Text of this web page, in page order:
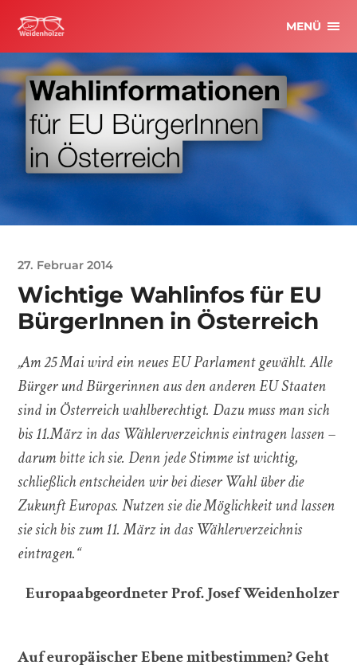
MENÜ
27. Februar 2014
Wichtige Wahlinfos für EU
BürgerInnen in Österreich
„Am 25 Mai wird ein neues EU Parlament gewählt. Alle
Bürger und Bürgerinnen aus den anderen EU Staaten
sind in Österreich wahlberechtigt. Dazu muss man sich
bis 11.März in das Wählerverzeichnis eintragen lassen –
darum bitte ich sie. Denn jede Stimme ist wichtig,
schließlich entscheiden wir bei dieser Wahl über die
Zukunft Europas. Nutzen sie die Möglichkeit und lassen
sie sich bis zum 11. März in das Wählerverzeichnis
eintragen.“
Europaabgeordneter Prof. Josef Weidenholzer
Auf europäischer Ebene mitbestimmen? Geht